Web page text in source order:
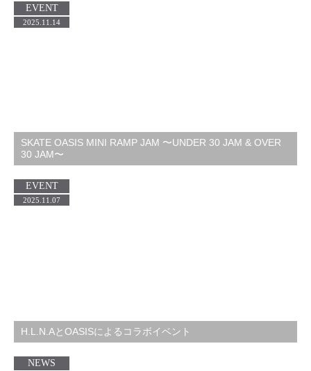
SKATE OASIS MINI RAMP JAM 〜UNDER 30 JAM & OVER
30 JAM〜
EVENT
2025.11.14
H.L.N.AとOASISによるコラボイベント
EVENT
2025.11.07
NEWS